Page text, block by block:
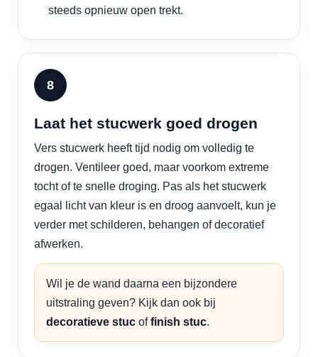
steeds opnieuw open trekt.
Laat het stucwerk goed drogen
Vers stucwerk heeft tijd nodig om volledig te
drogen. Ventileer goed, maar voorkom extreme
tocht of te snelle droging. Pas als het stucwerk
egaal licht van kleur is en droog aanvoelt, kun je
verder met schilderen, behangen of decoratief
afwerken.
Wil je de wand daarna een bijzondere
uitstraling geven? Kijk dan ook bij
decoratieve stuc offinish stuc.